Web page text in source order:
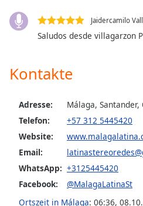
off
,
selected
Picture
Fullscreen
modal
window.
Jaidercamilo
Saludos desde villagarzon
Kontakte
Adresse:
Málaga, Santander,
Telefon:
+57 312 5445420
Website:
Email:
WhatsApp: +3125445420
Facebook:
@MalagaLatinaSt
Ortszeit in Málaga: 06:36,